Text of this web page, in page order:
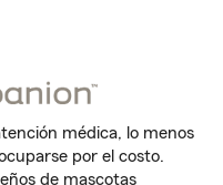
médica, lo menos
por el costo.
de mascotas